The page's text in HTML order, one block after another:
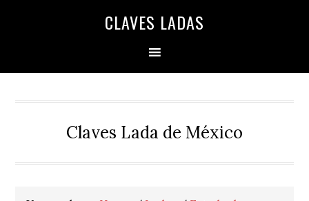
CLAVES LADAS
Claves Lada de México